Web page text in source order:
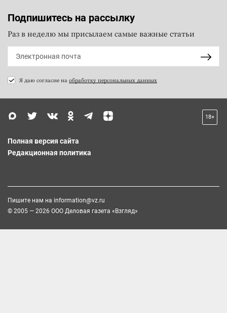
Подпишитесь на рассылку
Раз в неделю мы присылаем самые важные статьи
Я даю согласие на обработку персональных данных
18+
Полная версия сайта
Редакционная политика
Пишите нам на information@vz.ru
© 2005 — 2026 ООО Деловая газета «Взгляд»